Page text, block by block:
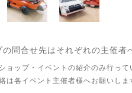
問合せ先はそれぞれの主催者
ョップ・イベントの紹介のみ行って
は各イベント主催者様へお願いしま